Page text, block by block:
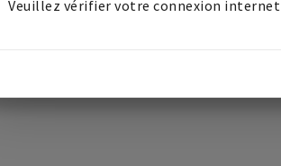
Veuillez vérifier votre connexion internet